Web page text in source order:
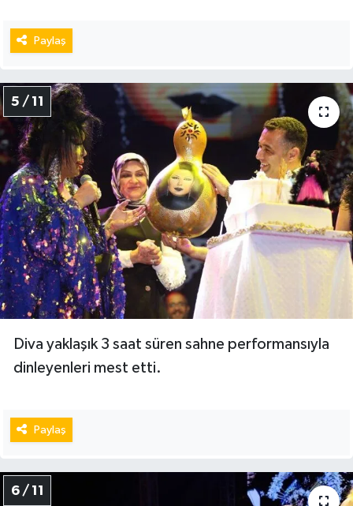
Paylaş
5 / 11
Diva yaklaşık 3 saat süren sahne performansıyla
dinleyenleri mest etti.
Paylaş
6 / 11